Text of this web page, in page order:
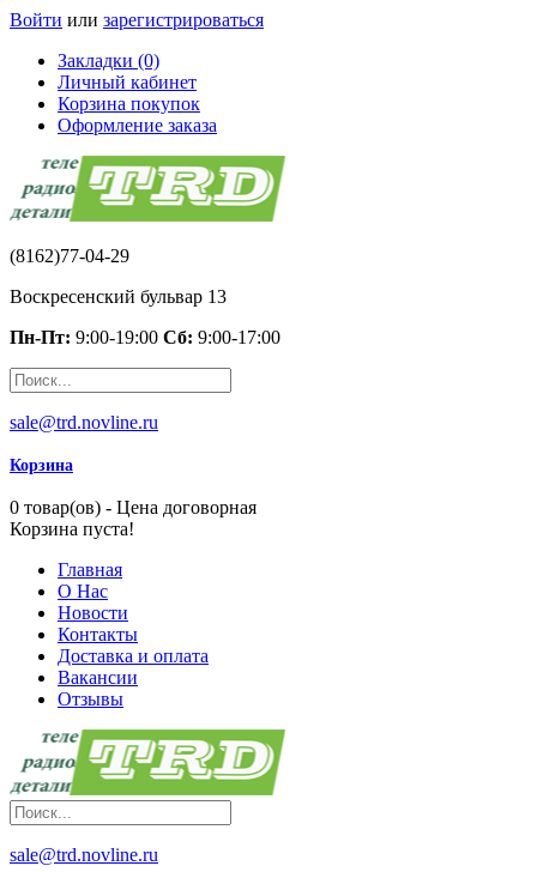
Войти или зарегистрироваться
Закладки (0)
Личный кабинет
Корзина покупок
Оформление заказа
(8162)77-04-29
Воскресенский бульвар 13
Пн-Пт: 9:00-19:00 Сб: 9:00-17:00
sale@trd.novline.ru
Корзина
0 товар(ов) - Цена договорная
Корзина пуста!
Главная
О Нас
Новости
Контакты
Доставка и оплата
Вакансии
Отзывы
sale@trd.novline.ru